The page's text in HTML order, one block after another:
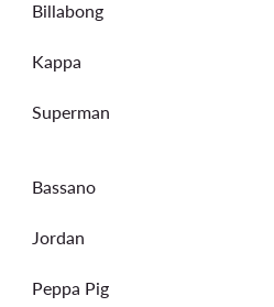
Billabong
Kappa
Superman
Bassano
Jordan
Peppa Pig